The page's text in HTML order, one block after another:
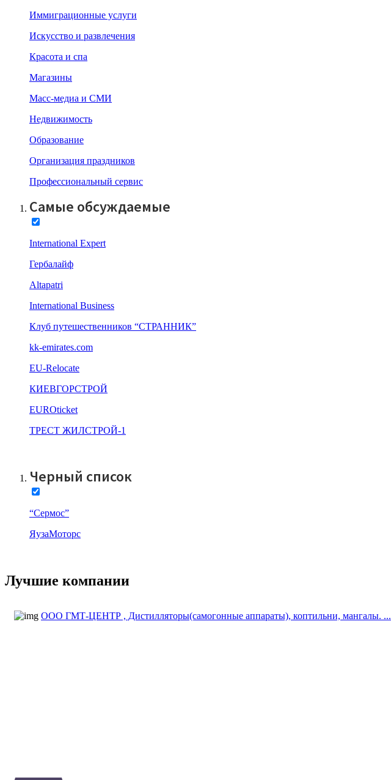
Иммиграционные услуги
Искусство и развлечения
Красота и спа
Магазины
Масс-медиа и СМИ
Недвижимость
Образование
Организация праздников
Профессиональный сервис
Самые обсуждаемые
International Expert
Гербалайф
Altapatri
International Business
Клуб путешественников “СТРАННИК”
kk-emirates.com
EU-Relocate
КИЕВГОРСТРОЙ
EUROticket
ТРЕСТ ЖИЛСТРОЙ-1
Черный список
“Сермос”
ЯузаМоторс
Лучшие компании
ООО ГМТ-ЦЕНТР , Дистилляторы(самогонные аппараты), коптильни, мангалы. ...